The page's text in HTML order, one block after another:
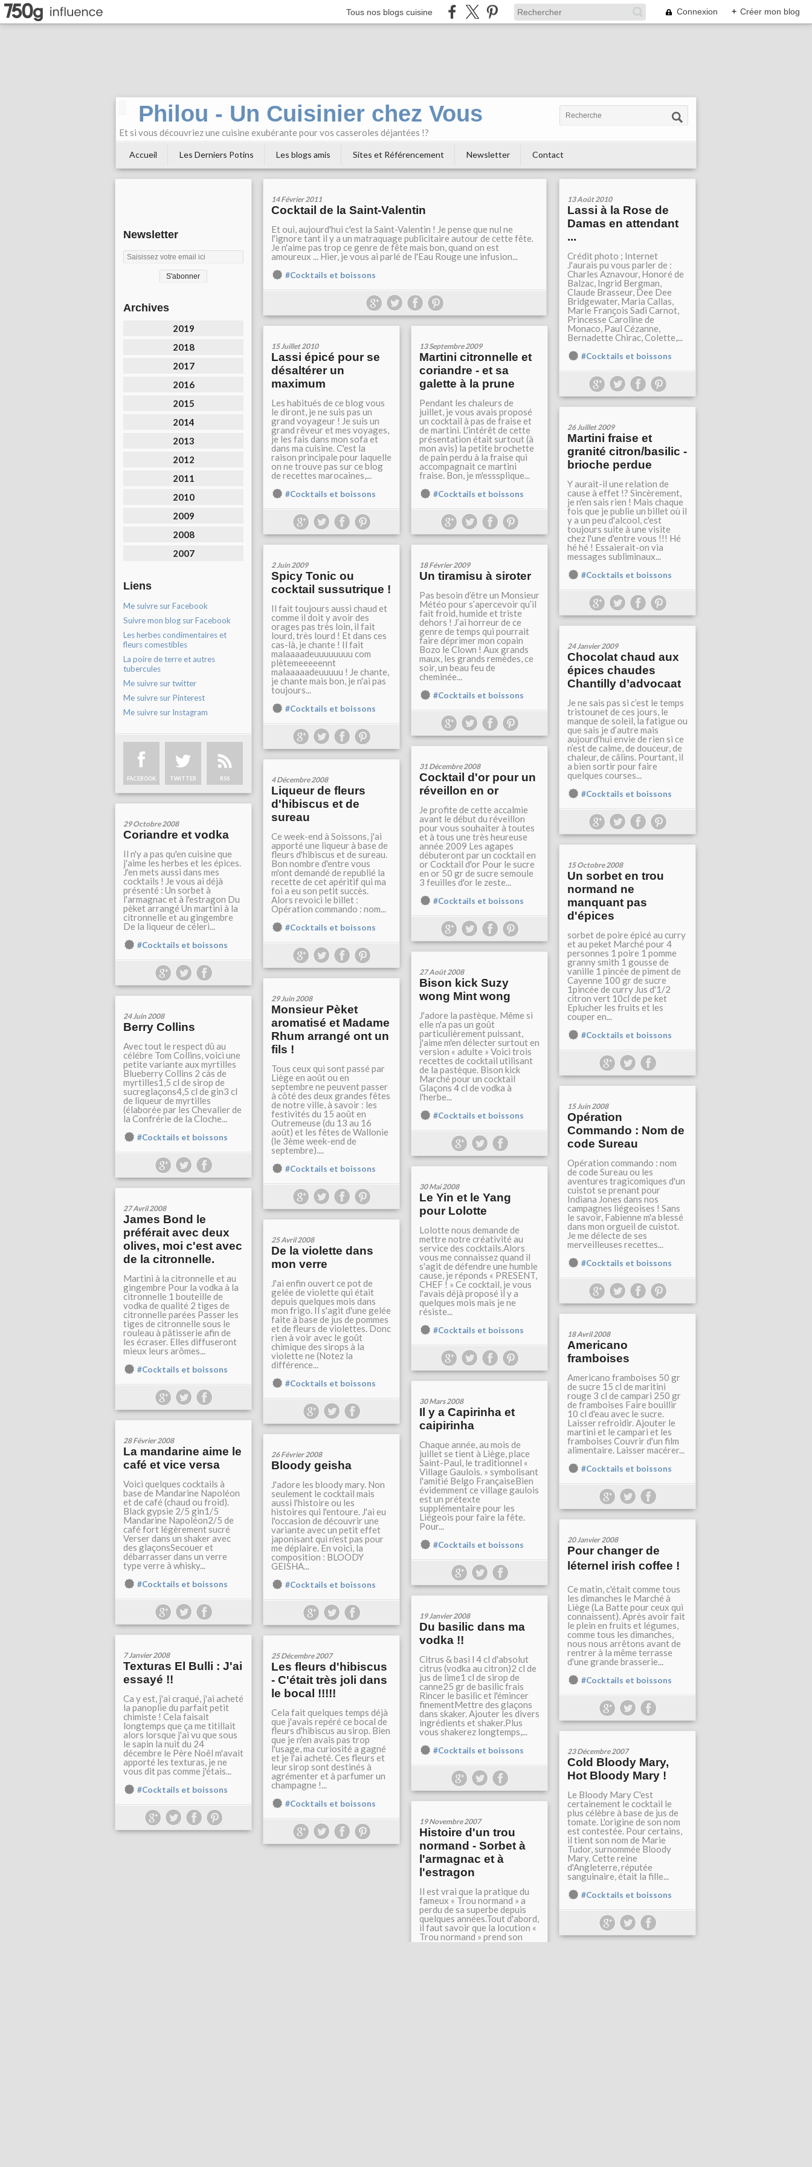
Tous nos blogs cuisine Connexion + Créer mon blog
Philou - Un Cuisinier chez Vous
Et si vous découvriez une cuisine exubérante pour vos casseroles déjantées !?
Accueil Les Derniers Potins Les blogs amis Sites et Référencement Newsletter Contact
Newsletter
Archives
2019
2018
2017
2016
2015
2014
2013
2012
2011
2010
2009
2008
2007
Liens
Me suivre sur Facebook
Suivre mon blog sur Facebook
Les herbes condimentaires et
fleurs comestibles
La poire de terre et autres
tubercules
Me suivre sur twitter
Me suivre sur Pinterest
Me suivre sur Instagram
FACEBOOK TWITTER RSS
14 Février 2011
Cocktail de la Saint-Valentin
Et oui, aujourd'hui c'est la Saint-Valentin ! Je pense que nul ne
l'ignore tant il y a un matraquage publicitaire autour de cette fête.
Je n'aime pas trop ce genre de fête mais bon, quand on est
amoureux ... Hier, je vous ai parlé de l'Eau Rouge une infusion...
#Cocktails et boissons
13 Août 2010
Lassi à la Rose de
Damas en attendant
...
Crédit photo ; Internet
J'aurais pu vous parler de :
Charles Aznavour, Honoré de
Balzac, Ingrid Bergman,
Claude Brasseur, Dee Dee
Bridgewater, Maria Callas,
Marie François Sadi Carnot,
Princesse Caroline de
Monaco, Paul Cézanne,
Bernadette Chirac, Colette,...
#Cocktails et boissons
15 Juillet 2010
Lassi épicé pour se
désaltérer un
maximum
Les habitués de ce blog vous
le diront, je ne suis pas un
grand voyageur ! Je suis un
grand rêveur et mes voyages,
je les fais dans mon sofa et
dans ma cuisine. C'est la
raison principale pour laquelle
on ne trouve pas sur ce blog
de recettes marocaines,...
#Cocktails et boissons
13 Septembre 2009
Martini citronnelle et
coriandre - et sa
galette à la prune
Pendant les chaleurs de
juillet, je vous avais proposé
un cocktail à pas de fraise et
de martini. L'intérêt de cette
présentation était surtout (à
mon avis) la petite brochette
de pain perdu à la fraise qui
accompagnait ce martini
fraise. Bon, je m'esssplique...
#Cocktails et boissons
26 Juillet 2009
Martini fraise et
granité citron/basilic -
brioche perdue
Y aurait-il une relation de
cause à effet !? Sincèrement,
je n'en sais rien ! Mais chaque
fois que je publie un billet où il
y a un peu d'alcool, c'est
toujours suite à une visite
chez l'une d'entre vous !!! Hé
hé hé ! Essaierait-on via
messages subliminaux...
#Cocktails et boissons
2 Juin 2009
Spicy Tonic ou
cocktail sussutrique !
Il fait toujours aussi chaud et
comme il doit y avoir des
orages pas très loin, il fait
lourd, très lourd ! Et dans ces
cas-là, je chante ! Il fait
malaaaadeuuuuuuuu com
plètemeeeeennt
malaaaaadeuuuuu ! Je chante,
je chante mais bon, je n'ai pas
toujours...
#Cocktails et boissons
18 Février 2009
Un tiramisu à siroter
Pas besoin d’être un Monsieur
Météo pour s’apercevoir qu’il
fait froid, humide et triste
dehors ! J’ai horreur de ce
genre de temps qui pourrait
faire déprimer mon copain
Bozo le Clown ! Aux grands
maux, les grands remèdes, ce
soir, un beau feu de
cheminée...
#Cocktails et boissons
24 Janvier 2009
Chocolat chaud aux
épices chaudes
Chantilly d’advocaat
Je ne sais pas si c’est le temps
tristounet de ces jours, le
manque de soleil, la fatigue ou
que sais je d’autre mais
aujourd’hui envie de rien si ce
n’est de calme, de douceur, de
chaleur, de câlins. Pourtant, il
a bien sortir pour faire
quelques courses...
#Cocktails et boissons
31 Décembre 2008
Cocktail d'or pour un
réveillon en or
Je profite de cette accalmie
avant le début du réveillon
pour vous souhaiter à toutes
et à tous une très heureuse
année 2009 Les agapes
débuteront par un cocktail en
or Cocktail d'or Pour le sucre
en or 50 gr de sucre semoule
3 feuilles d'or le zeste...
#Cocktails et boissons
4 Décembre 2008
Liqueur de fleurs
d'hibiscus et de
sureau
Ce week-end à Soissons, j'ai
apporté une liqueur à base de
fleurs d'hibiscus et de sureau.
Bon nombre d'entre vous
m'ont demandé de republié la
recette de cet apéritif qui ma
foi a eu son petit succès.
Alors revoici le billet :
Opération commando : nom...
#Cocktails et boissons
29 Octobre 2008
Coriandre et vodka
Il n'y a pas qu'en cuisine que
j'aime les herbes et les épices.
J'en mets aussi dans mes
cocktails ! Je vous ai déjà
présenté : Un sorbet à
l'armagnac et à l'estragon Du
pèket arrangé Un martini à la
citronnelle et au gingembre
De la liqueur de céleri...
#Cocktails et boissons
15 Octobre 2008
Un sorbet en trou
normand ne
manquant pas
d'épices
sorbet de poire épicé au curry
et au peket Marché pour 4
personnes 1 poire 1 pomme
granny smith 1 gousse de
vanille 1 pincée de piment de
Cayenne 100 gr de sucre
1pincée de curry Jus d'1/2
citron vert 10cl de pe ket
Eplucher les fruits et les
couper en...
#Cocktails et boissons
27 Août 2008
Bison kick Suzy
wong Mint wong
J'adore la pastèque. Même si
elle n'a pas un goût
particulièrement puissant,
j'aime m'en délecter surtout en
version « adulte » Voici trois
recettes de cocktail utilisant
de la pastèque. Bison kick
Marché pour un cocktail
Glaçons 4 cl de vodka à
l'herbe...
#Cocktails et boissons
29 Juin 2008
Monsieur Pèket
aromatisé et Madame
Rhum arrangé ont un
fils !
Tous ceux qui sont passé par
Liège en août ou en
septembre ne peuvent passer
à côté des deux grandes fêtes
de notre ville, à savoir : les
festivités du 15 août en
Outremeuse (du 13 au 16
août) et les fêtes de Wallonie
(le 3ème week-end de
septembre)....
#Cocktails et boissons
24 Juin 2008
Berry Collins
Avec tout le respect dû au
célébre Tom Collins, voici une
petite variante aux myrtilles
Blueberry Collins 2 càs de
myrtilles1,5 cl de sirop de
sucreglaçons4,5 cl de gin3 cl
de liqueur de myrtilles
(élaborée par les Chevalier de
la Confrérie de la Cloche...
#Cocktails et boissons
15 Juin 2008
Opération
Commando : Nom de
code Sureau
Opération commando : nom
de code Sureau ou les
aventures tragicomiques d'un
cuistot se prenant pour
Indiana Jones dans nos
campagnes liégeoises ! Sans
le savoir, Fabienne m'a blessé
dans mon orgueil de cuistot.
Je me délecte de ses
merveilleuses recettes...
#Cocktails et boissons
30 Mai 2008
Le Yin et le Yang
pour Lolotte
Lolotte nous demande de
mettre notre créativité au
service des cocktails.Alors
vous me connaissez quand il
s'agit de défendre une humble
cause, je réponds « PRESENT,
CHEF ! » Ce cocktail, je vous
l'avais déjà proposé il y a
quelques mois mais je ne
résiste...
#Cocktails et boissons
27 Avril 2008
James Bond le
préférait avec deux
olives, moi c'est avec
de la citronnelle.
Martini à la citronnelle et au
gingembre Pour la vodka à la
citronnelle 1 bouteille de
vodka de qualité 2 tiges de
citronnelle parées Passer les
tiges de citronnelle sous le
rouleau à pâtisserie afin de
les écraser. Elles diffuseront
mieux leurs arômes...
#Cocktails et boissons
25 Avril 2008
De la violette dans
mon verre
J'ai enfin ouvert ce pot de
gelée de violette qui était
depuis quelques mois dans
mon frigo. Il s'agit d'une gelée
faite à base de jus de pommes
et de fleurs de violettes. Donc
rien à voir avec le goût
chimique des sirops à la
violette ne (Notez la
différence...
#Cocktails et boissons
18 Avril 2008
Americano
framboises
Americano framboises 50 gr
de sucre 15 cl de maritini
rouge 3 cl de campari 250 gr
de framboises Faire bouillir
10 cl d'eau avec le sucre.
Laisser refroidir. Ajouter le
martini et le campari et les
framboises Couvrir d'un film
alimentaire. Laisser macérer...
#Cocktails et boissons
30 Mars 2008
Il y a Capirinha et
caipirinha
Chaque année, au mois de
juillet se tient à Liège, place
Saint-Paul, le traditionnel «
Village Gaulois. » symbolisant
l'amitié Belgo FrançaiseBien
évidemment ce village gaulois
est un prétexte
supplémentaire pour les
Liégeois pour faire la fête.
Pour...
#Cocktails et boissons
28 Février 2008
La mandarine aime le
café et vice versa
Voici quelques cocktails à
base de Mandarine Napoléon
et de café (chaud ou froid).
Black gypsie 2/5 gin1/5
Mandarine Napoléon2/5 de
café fort légèrement sucré
Verser dans un shaker avec
des glaçonsSecouer et
débarrasser dans un verre
type verre à whisky...
#Cocktails et boissons
26 Février 2008
Bloody geisha
J'adore les bloody mary. Non
seulement le cocktail mais
aussi l'histoire ou les
histoires qui l'entoure. J'ai eu
l'occasion de découvrir une
variante avec un petit effet
japonisant qui n'est pas pour
me déplaire. En voici, la
composition : BLOODY
GEISHA...
#Cocktails et boissons
20 Janvier 2008
Pour changer de
léternel irish coffee !
Ce matin, c'était comme tous
les dimanches le Marché à
Liège (La Batte pour ceux qui
connaissent). Après avoir fait
le plein en fruits et légumes,
comme tous les dimanches,
nous nous arrêtons avant de
rentrer à la même terrasse
d'une grande brasserie...
#Cocktails et boissons
19 Janvier 2008
Du basilic dans ma
vodka !!
Citrus & basi l 4 cl d'absolut
citrus (vodka au citron)2 cl de
jus de lime1 cl de sirop de
canne25 gr de basilic frais
Rincer le basilic et l'émincer
finementMettre des glaçons
dans skaker. Ajouter les divers
ingrédients et shaker.Plus
vous shakerez longtemps,...
#Cocktails et boissons
7 Janvier 2008
Texturas El Bulli : J'ai
essayé !!
Ca y est, j'ai craqué, j'ai acheté
la panoplie du parfait petit
chimiste ! Cela faisait
longtemps que ça me titillait
alors lorsque j'ai vu que sous
le sapin la nuit du 24
décembre le Père Noêl m'avait
apporté les texturas, je ne
vous dit pas comme j'étais...
#Cocktails et boissons
25 Décembre 2007
Les fleurs d'hibiscus
- C'était très joli dans
le bocal !!!!!
Cela fait quelques temps déjà
que j'avais repéré ce bocal de
fleurs d'hibiscus au sirop. Bien
que je n'en avais pas trop
l'usage, ma curiosité a gagné
et je l'ai acheté. Ces fleurs et
leur sirop sont destinés à
agrémenter et à parfumer un
champagne !...
#Cocktails et boissons
23 Décembre 2007
Cold Bloody Mary,
Hot Bloody Mary !
Le Bloody Mary C'est
certainement le cocktail le
plus célèbre à base de jus de
tomate. L'origine de son nom
est contestée. Pour certains,
il tient son nom de Marie
Tudor, surnommée Bloody
Mary. Cette reine
d'Angleterre, réputée
sanguinaire, était la fille...
#Cocktails et boissons
19 Novembre 2007
Histoire d'un trou
normand - Sorbet à
l'armagnac et à
l'estragon
Il est vrai que la pratique du
fameux « Trou normand » a
perdu de sa superbe depuis
quelques années.Tout d'abord,
il faut savoir que la locution «
Trou normand » prend son
origine dans l'expression «